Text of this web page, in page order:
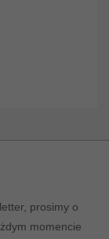
prosimy o
momencie